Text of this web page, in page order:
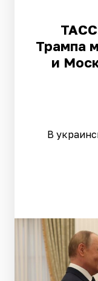
Трампа
и
В